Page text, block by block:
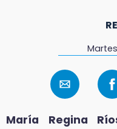
María Regina